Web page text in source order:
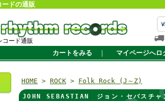
ドの通販
コード通販
カートをみる ｜ マイページへロ
HOME > ROCK > Folk Rock (J～Z)
JOHN SEBASTIAN ジョン・セバス